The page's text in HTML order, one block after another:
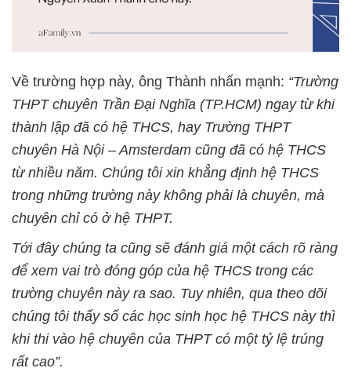
Về trường hợp này, ông Thành nhấn mạnh: “Trường
THPT chuyên Trần Đại Nghĩa (TP.HCM) ngay từ khi
thành lập đã có hệ THCS, hay Trường THPT
chuyên Hà Nội – Amsterdam cũng đã có hệ THCS
từ nhiều năm. Chúng tôi xin khẳng định hệ THCS
trong những trường này không phải là chuyên, mà
chuyên chỉ có ở hệ THPT.
Tới đây chúng ta cũng sẽ đánh giá một cách rõ ràng
để xem vai trò đóng góp của hệ THCS trong các
trường chuyên này ra sao. Tuy nhiên, qua theo dõi
chúng tôi thấy số các học sinh học hệ THCS này thì
khi thi vào hệ chuyên của THPT có một tỷ lệ trúng
rất cao”.